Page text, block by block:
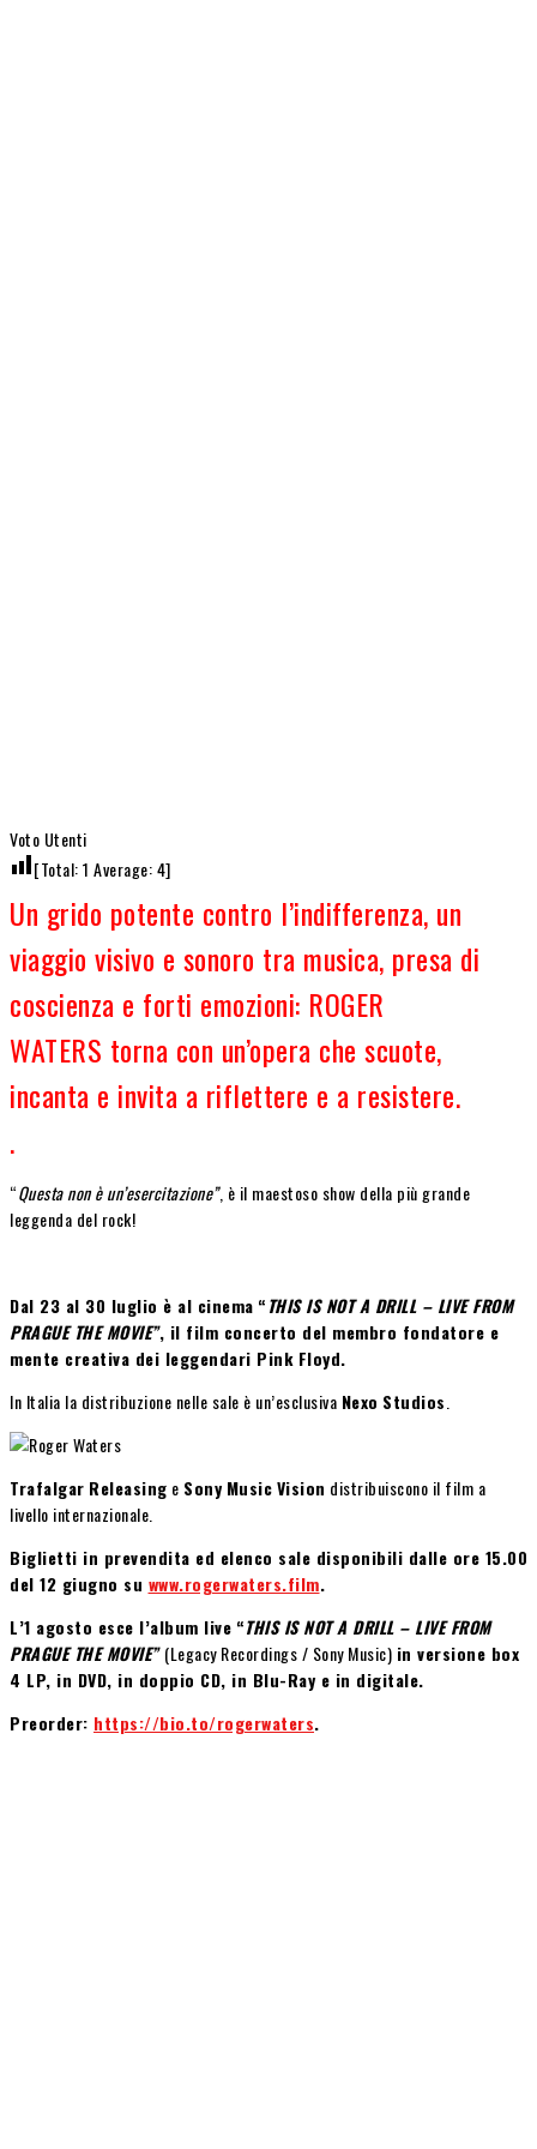
Voto Utenti
[Total:1 Average:4]
Un grido potente contro l’indifferenza, un
viaggio visivo e sonoro tra musica, presa di
coscienza e forti emozioni: ROGER
WATERS torna con un’opera che scuote,
incanta e invita a riflettere e a resistere.
.
“Questa non è un’esercitazione”, è il maestoso show della più grande
leggenda del rock!
Dal 23 al 30 luglio è al cinema “THIS IS NOT A DRILL – LIVE FROM
PRAGUE THE MOVIE”, il film concerto del membro fondatore e
mente creativa dei leggendari Pink Floyd.
In Italia la distribuzione nelle sale è un’esclusiva Nexo Studios
Trafalgar Releasing e Sony MusicVision distribuiscono il film a
livello internazionale.
Biglietti in prevendita ed elenco sale disponibili dalle ore 15.00
del 12 giugno su www.rogerwaters.film.
L’1 agosto esce l’album live “THIS IS NOT A DRILL – LIVE FROM
PRAGUE THE MOVIE”(Legacy Recordings / Sony Music) in versione box
4 LP, in DVD, in doppio CD, in Blu-Ray e in digitale.
Preorder: https://bio.to/rogerwaters.